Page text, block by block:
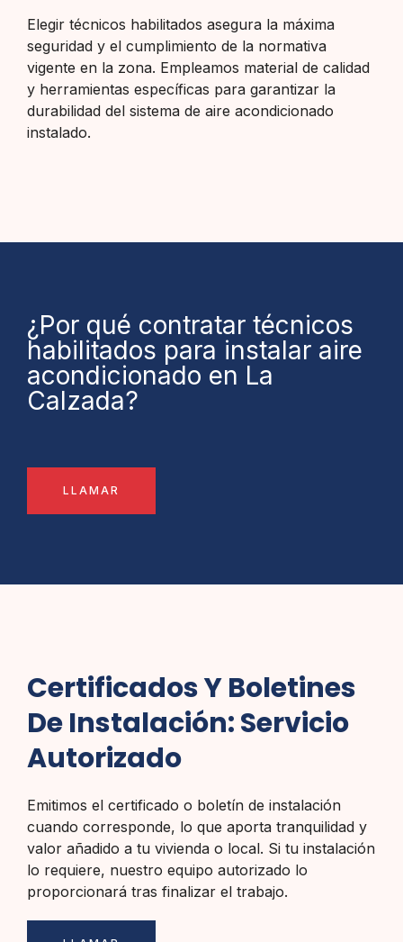
Elegir técnicos habilitados asegura la máxima
seguridad y el cumplimiento de la normativa
vigente en la zona. Empleamos material de calidad
y herramientas específicas para garantizar la
durabilidad del sistema de aire acondicionado
instalado.
¿Por qué contratar técnicos
habilitados para instalar aire
acondicionado en La
Calzada?
LLAMAR
Certificados Y Boletines
De Instalación: Servicio
Autorizado
Emitimos el certificado o boletín de instalación
cuando corresponde, lo que aporta tranquilidad y
valor añadido a tu vivienda o local. Si tu instalación
lo requiere, nuestro equipo autorizado lo
proporcionará tras finalizar el trabajo.